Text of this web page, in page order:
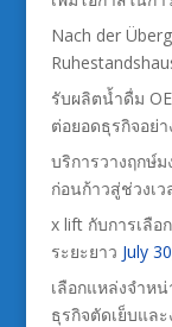
Nach der
รับผลิตน้ำดื่ม
ต่อยอดธุรกิจอย่
บริการวางฤกษ์
ก่อนก้าวสู่ช่วงเ
x lift กับการเลื
ระยะยาว July
เลือกแหล่งจำห
ธุรกิจตัดเย็บแล